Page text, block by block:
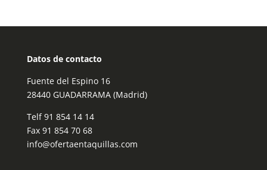
Datos de contacto
Fuente del Espino 16
28440 GUADARRAMA (Madrid)
Telf91 854 14 14
Fax 91 854 70 68
info@ofertaentaquillas.com